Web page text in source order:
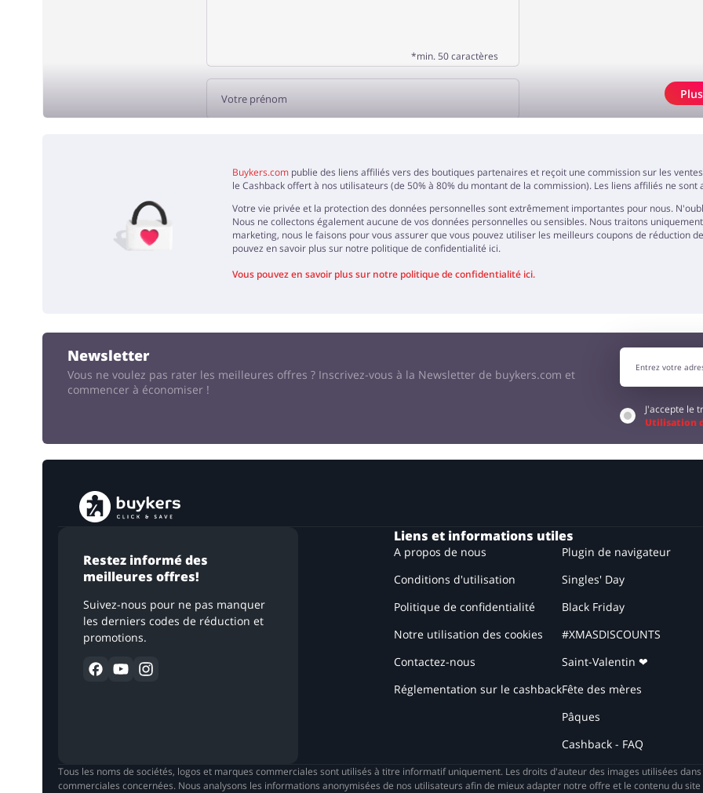
*min. 50 caractères
Plus
Buykers.compublie des liens affiliés vers des boutiques partenaires et reçoit une commission sur les
le Cashback offert à nos utilisateurs (de 50% à 80% du montant de la commission). Les liens affiliés ne
Votre vie privée et la protection des données personnelles sont extrêmement importantes pour nous.
Nous ne collectons également aucune de vos données personnelles ou sensibles. Nous traitons
marketing, nous le faisons pour vous assurer que vous pouvez utiliser les meilleurs coupons de réduction
pouvez en savoir plus sur notre politique de confidentialité ici.
Vous pouvez en savoir plus sur notre politique de confidentialité ici.
Newsletter
Vous ne voulez pas rater les meilleures offres ?Inscrivez-vous à la Newsletter de buykers.com et
commencer à économiser !
J'accepte le
Utilisation
Restez informé des
meilleures offres!
Suivez-nous pour ne pas manquer
les derniers codes de réduction et
promotions.
Liens et informations utiles
A propos de nous
Conditions d'utilisation
Politique de confidentialité
Notre utilisation des cookies
Contactez-nous
Réglementation sur le cashback
Plugin de navigateur
Singles' Day
Black Friday
#XMASDISCOUNTS
Saint-Valentin ❤
Fête des mères
Pâques
Cashback - FAQ
Tous les noms de sociétés, logos et marques commerciales sont utilisés à titre informatif uniquement. Les droits d'auteur des images utilisées
commerciales concernées. Nous analysons les informations anonymisées de nos utilisateurs afin de mieux adapter notre offre et le contenu du